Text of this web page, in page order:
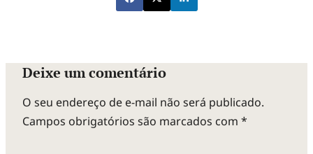
Deixe um comentário
O seu endereço de e-mail não será publicado.
Campos obrigatórios são marcados com *